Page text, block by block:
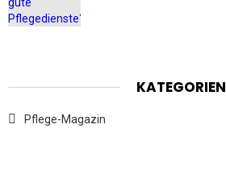
KATEGORIEN
Pflege-Magazin